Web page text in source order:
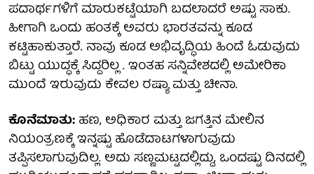
ಪದಾರ್ಥಗಳಿಗೆ ಮಾರುಕಟ್ಟೆಯಾಗಿ ಬದಲಾದರೆ ಅಷ್ಟು ಸಾಕು.
ಹೀಗಾಗಿ ಒಂದು ಹಂತಕ್ಕೆ ಅವರು ಭಾರತವನ್ನು ಕೂಡ
ಕಟ್ಟಿಹಾಕುತ್ತಾರೆ. ನಾವು ಕೂಡ ಅಭಿವೃದ್ಧಿಯ ಹಿಂದೆ ಓಡುವುದು
ಬಿಟ್ಟು ಯುದ್ಧಕ್ಕೆ ಸಿದ್ದರಿಲ್ಲ . ಇಂತಹ ಸನ್ನಿವೇಶದಲ್ಲಿ ಅಮೇರಿಕಾ
ಮುಂದೆ ಇರುವುದು ಕೇವಲ ರಷ್ಯಾ ಮತ್ತು ಚೀನಾ.
ಕೊನೆಮಾತು:ಹಣ, ಅಧಿಕಾರ ಮತ್ತು ಜಗತ್ತಿನ ಮೇಲಿನ
ನಿಯಂತ್ರಣಕ್ಕೆ ಇನ್ನಷ್ಟು ಹೊಡೆದಾಟಗಳಾಗುವುದು
ತಪ್ಪಿಸಲಾಗುವುದಿಲ್ಲ. ಅದು ಸಣ್ಣಮಟ್ಟದಲ್ಲಿದ್ದು, ಒಂದಷ್ಟು ದಿನದಲ್ಲಿ